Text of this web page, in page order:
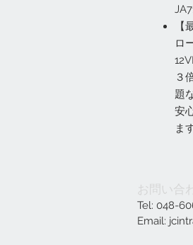
ロ
３
題
安
ま
お問い合
Tel: 048-
Email: